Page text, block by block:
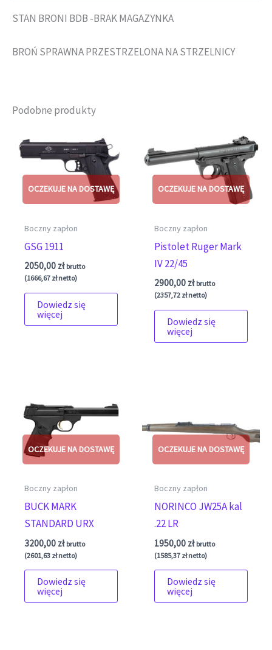
STAN BRONI BDB -BRAK MAGAZYNKA
BROŃ SPRAWNA PRZESTRZELONA NA STRZELNICY
Podobne produkty
Boczny zapłon
GSG 1911
2050,00 zł brutto
(1666,67 złnetto)
Dowiedz się
więcej
Boczny zapłon
Pistolet Ruger Mark
IV 22/45
2900,00 zł brutto
(2357,72 złnetto)
Dowiedz się
więcej
Boczny zapłon
BUCK MARK
STANDARD URX
3200,00 zł brutto
(2601,63 złnetto)
Dowiedz się
więcej
Boczny zapłon
NORINCO JW25A kal
.22 LR
1950,00 zł brutto
(1585,37 złnetto)
Dowiedz się
więcej